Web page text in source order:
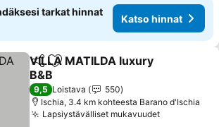
tarkat hinnat
Katso hinnat
Jaa Lisää suosikkeihin
VILLA MATILDA luxury
B&B
Katso hinnat
9,5 Loistava
550
Ischia, 3.4 km kohteesta Barano d'Ischia
Lapsiystävälliset mukavuudetKatso